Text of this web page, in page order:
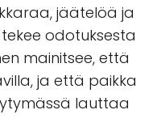
jäätelöä ja
odotuksesta
mainitsee, että
ja että paikka
lauttaa